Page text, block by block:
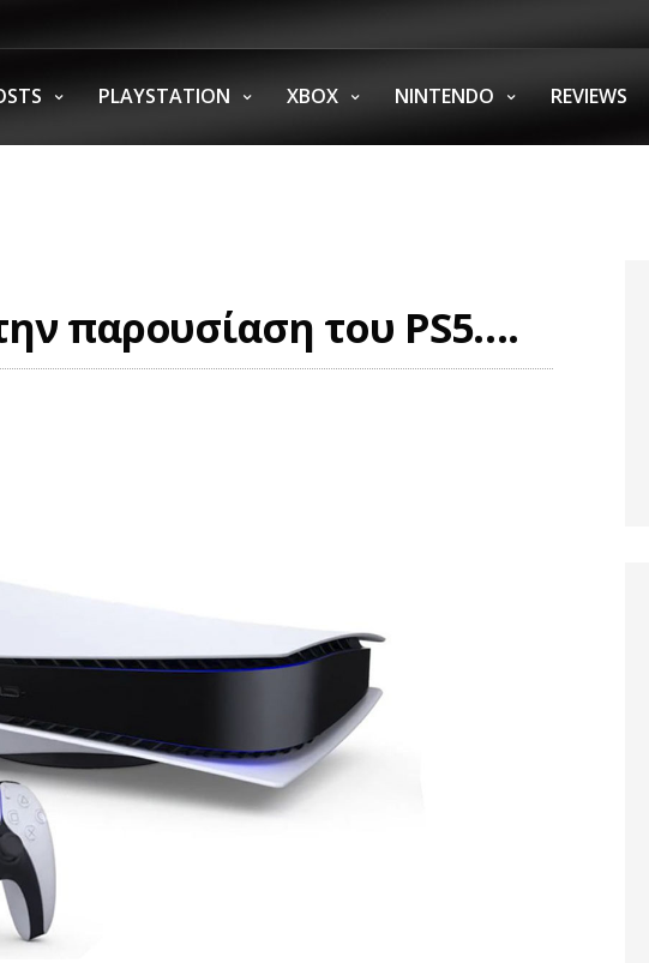
PLAYSTATION XBOX NINTENDO REVIEWS
παρουσίαση του PS5….